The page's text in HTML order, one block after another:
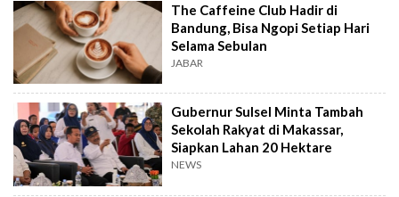
The Caffeine Club Hadir di
Bandung, Bisa Ngopi Setiap Hari
Selama Sebulan
JABAR
Gubernur Sulsel Minta Tambah
Sekolah Rakyat di Makassar,
Siapkan Lahan 20 Hektare
NEWS